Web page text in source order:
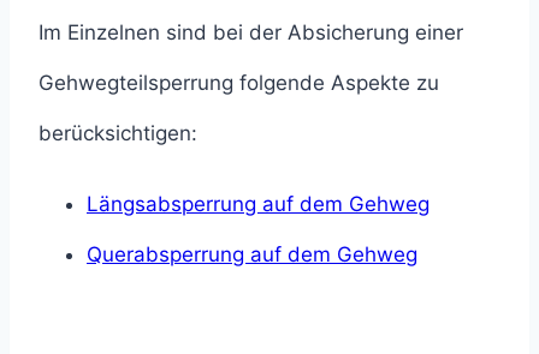
Im Einzelnen sind bei der Absicherung einer
Gehwegteilsperrung folgende Aspekte zu
berücksichtigen:
Längsabsperrung auf dem Gehweg
Querabsperrung auf dem Gehweg